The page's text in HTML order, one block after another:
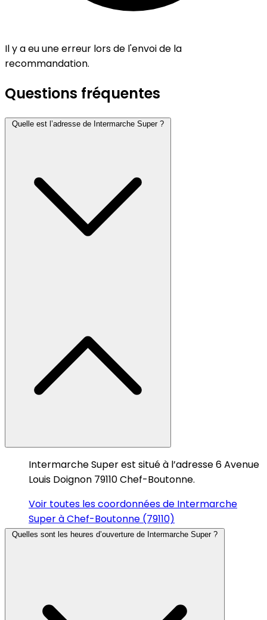
Il y a eu une erreur lors de l'envoi de la
recommandation.
Questions fréquentes
Quelle est l’adresse de Intermarche Super ?
Intermarche Super est situé à l’adresse 6 Avenue
Louis Doignon 79110 Chef-Boutonne.
Voir toutes les coordonnées de Intermarche
Super à Chef-Boutonne (79110)
Quelles sont les heures d’ouverture de Intermarche Super ?